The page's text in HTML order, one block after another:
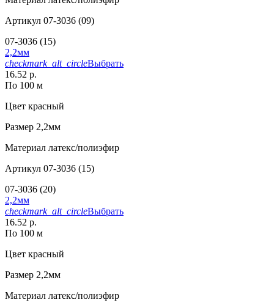
Артикул 07-3036 (09)
07-3036 (15)
2,2мм
checkmark_alt_circleВыбрать
16.52 р.
По 100 м
Цвет красный
Размер 2,2мм
Материал латекс/полиэфир
Артикул 07-3036 (15)
07-3036 (20)
2,2мм
checkmark_alt_circleВыбрать
16.52 р.
По 100 м
Цвет красный
Размер 2,2мм
Материал латекс/полиэфир